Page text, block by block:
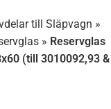
till Släpvagn »
» Reservglas
(till 3010092,93 &